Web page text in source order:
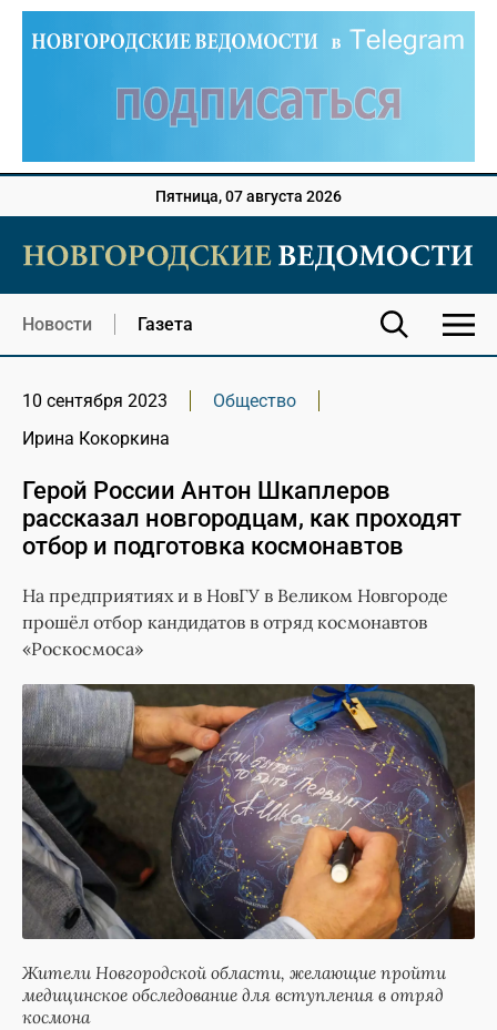
Пятница, 07 августа 2026
Новости Газета
10 сентября 2023
Общество
Ирина Кокоркина
Герой России Антон Шкаплеров
рассказал новгородцам, как проходят
отбор и подготовка космонавтов
На предприятиях и в НовГУ в Великом Новгороде
прошёл отбор кандидатов в отряд космонавтов
«Роскосмоса»
Жители Новгородской области, желающие пройти
медицинское обследование для вступления в отряд
космона